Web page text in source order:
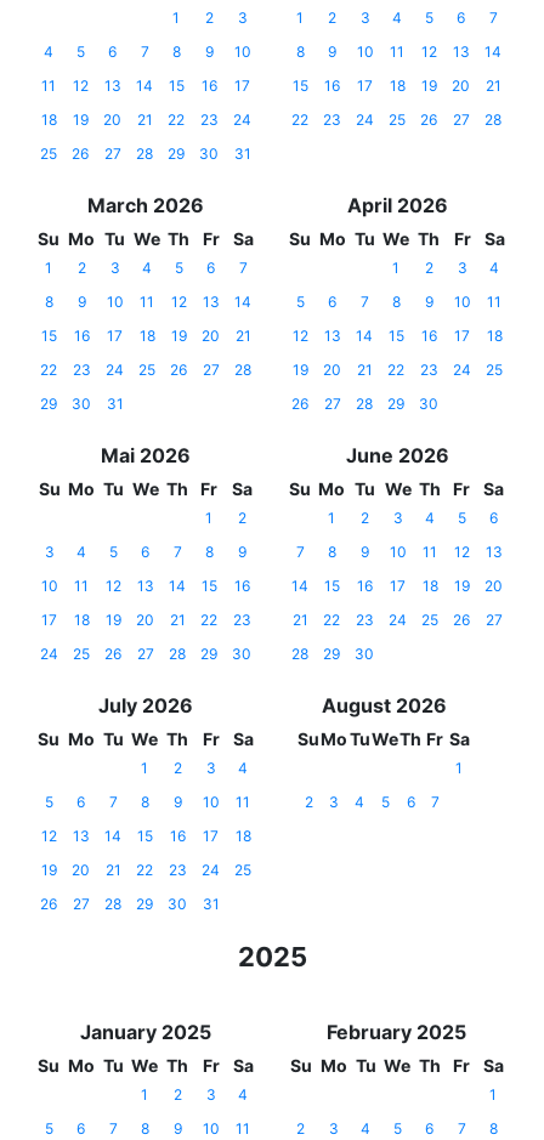
1 2
3
4
5 6 7 8 9
10
11
12 13 14 15 16
17
18
19 20 21 22 23
24
25
26 27 28 29 30 31
1 2 3 4 5 6
7
8
9 10 11 12 13
14
15
16 17 18 19 20
21
22
23 24 25 26 27 28
March 2026
Su Mo Tu We Th Fr Sa
1 2 3 4 5 6
7
8
9 10 11 12 13
14
15
16 17 18 19 20
21
22
23 24 25 26 27
28
29
30 31
April 2026
Su Mo Tu We Th Fr Sa
1 2 3
4
5
6 7 8 9 10
11
12
13 14 15 16 17
18
19
20 21 22 23 24
25
26
27 28 29 30
Mai 2026
Su Mo Tu We Th Fr Sa
1
2
3
4 5 6 7 8
9
10
11 12 13 14 15
16
17
18 19 20 21 22
23
24
25 26 27 28 29 30
June 2026
Su Mo Tu We Th Fr Sa
1 2 3 4 5
6
7
8 9 10 11 12
13
14
15 16 17 18 19
20
21
22 23 24 25 26
27
28
29 30
July 2026
Su Mo Tu We Th Fr Sa
1 2 3
4
5
6 7 8 9 10
11
12
13 14 15 16 17
18
19
20 21 22 23 24
25
26
27 28 29 30 31
August 2026
SuMoTuWeTh Fr Sa
1
2
3 4 5 6 7
2025
January 2025
Su Mo Tu We Th Fr Sa
1 2 3
4
5
6 7 8 9 10
11
February 2025
Su Mo Tu We Th Fr Sa
1
2
3 4 5 6 7
8